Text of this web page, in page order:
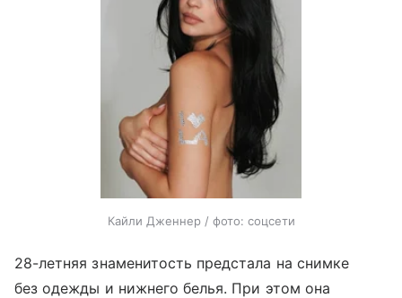
Кайли Дженнер / фото: соцсети
28-летняя знаменитость предстала на снимке
без одежды и нижнего белья. При этом она